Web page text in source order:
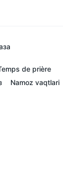
de prière
Namoz vaqtlari